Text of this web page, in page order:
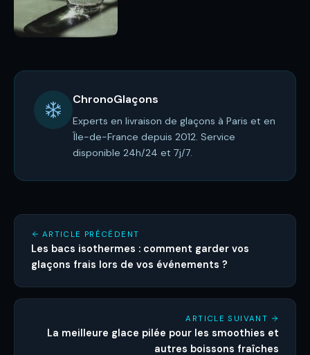
ChronoGlaçons
Experts en livraison de glaçons à Paris et en
Île-de-France depuis 2012. Service
disponible 24h/24 et 7j/7.
ARTICLE PRÉCÉDENT
Les bacs isothermes : comment garder vos
glaçons frais lors de vos événements ?
ARTICLE SUIVANT
La meilleure glace pilée pour les smoothies et
autres boissons fraîches